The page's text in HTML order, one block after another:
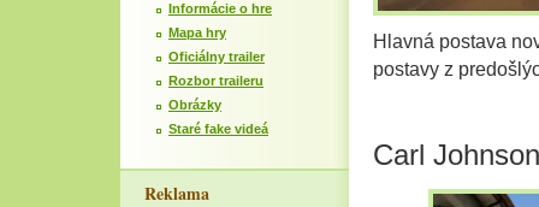
Informácie o hre
Mapa hry
Oficiálny trailer
Rozbor traileru
Obrázky
Staré fake videá
Reklama
Hlavná postava
postavy z
Carl